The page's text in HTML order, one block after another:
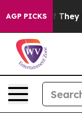
AGP PICKS
Proof They Exist